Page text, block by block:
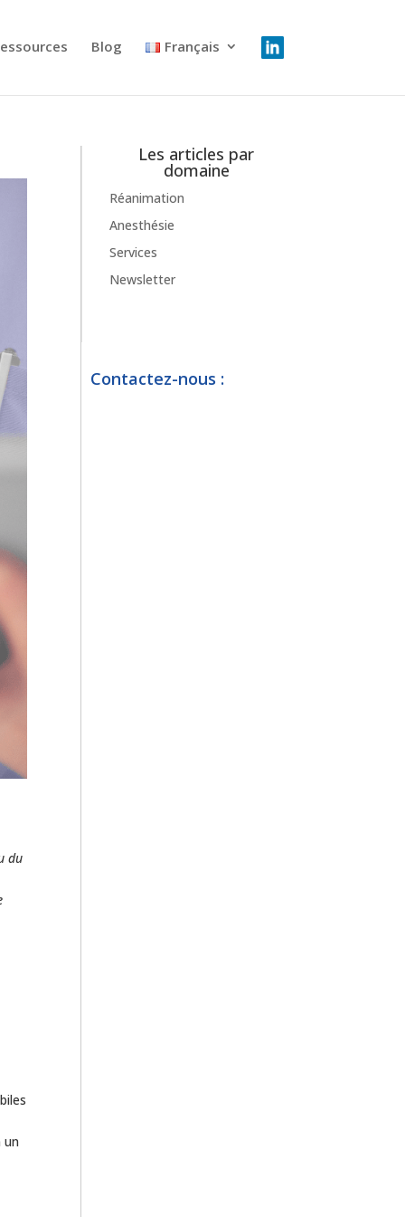
Blog Français
du
un
Les articles par
domaine
Réanimation
Anesthésie
Services
Newsletter
Contactez-nous :